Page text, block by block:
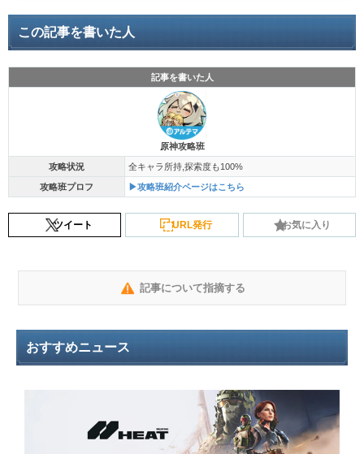
この記事を書いた人
記事を書いた人
原神攻略班
攻略状況 全キャラ所持,探索度も100%
攻略班プロフ ▶攻略班紹介ページはこちら
ツイート URL発行 お気に入り
記事について指摘する
おすすめニュース